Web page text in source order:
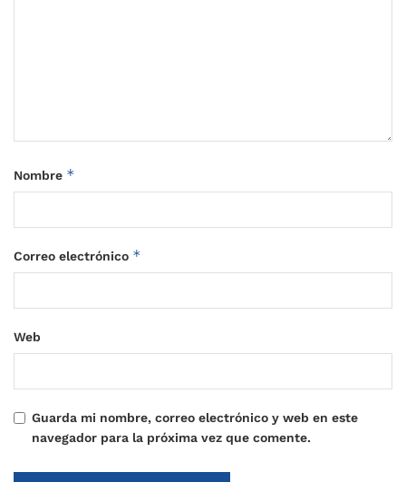
Nombre *
Correo electrónico *
Web
Guarda mi nombre, correo electrónico y web en este
navegador para la próxima vez que comente.